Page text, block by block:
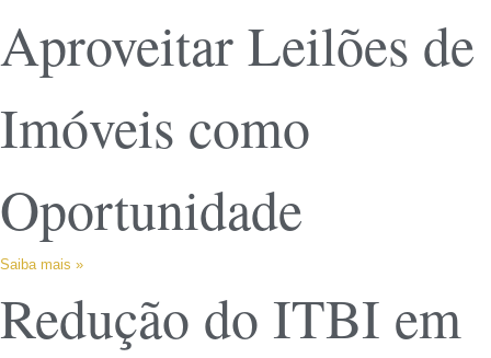
Aproveitar Leilões de
Imóveis como
Oportunidade
Saiba mais »
Redução do ITBI em